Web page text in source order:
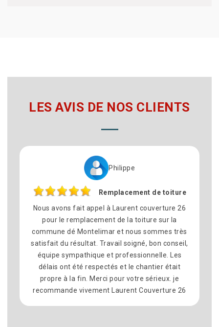
LES AVIS DE NOS CLIENTS
de toiture
Laurent couverture 26
de la toiture sur la
et nous sommes très
soigné, bon conseil,
professionnelle. Les
et le chantier était
pour votre sérieux. je
Laurent Couverture 26
N’hésiter pas à faire appel à
26 pour des travaux de
professionnel et très sérieux
les délais tenu et l’artisan à
je recommander fortement
surtout avec des prix très
à laurent et son équipe pour
chez moi Recherche de fuite
toiture Et l’étanchéité